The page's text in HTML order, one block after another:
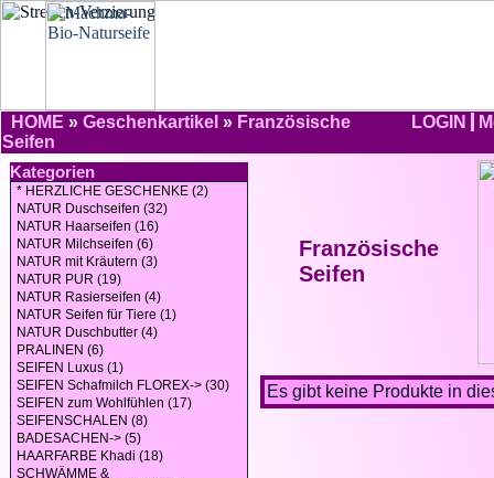
HOME » Geschenkartikel » Französische
Seifen
LOGIN
Kategorien
* HERZLICHE GESCHENKE (2)
NATUR Duschseifen (32)
NATUR Haarseifen (16)
NATUR Milchseifen (6)
NATUR mit Kräutern (3)
NATUR PUR (19)
NATUR Rasierseifen (4)
NATUR Seifen für Tiere (1)
NATUR Duschbutter (4)
PRALINEN (6)
SEIFEN Luxus (1)
SEIFEN Schafmilch FLOREX-> (30)
SEIFEN zum Wohlfühlen (17)
SEIFENSCHALEN (8)
BADESACHEN-> (5)
HAARFARBE Khadi (18)
SCHWÄMME &
Französische
Seifen
Es gibt keine Produkte in